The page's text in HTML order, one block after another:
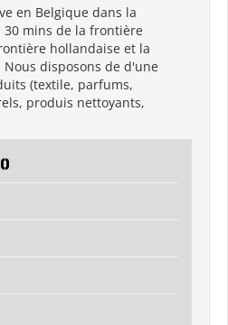
en Belgique dans la
mins de la frontière
hollandaise et la
disposons de d'une
(textile, parfums,
produis nettoyants,